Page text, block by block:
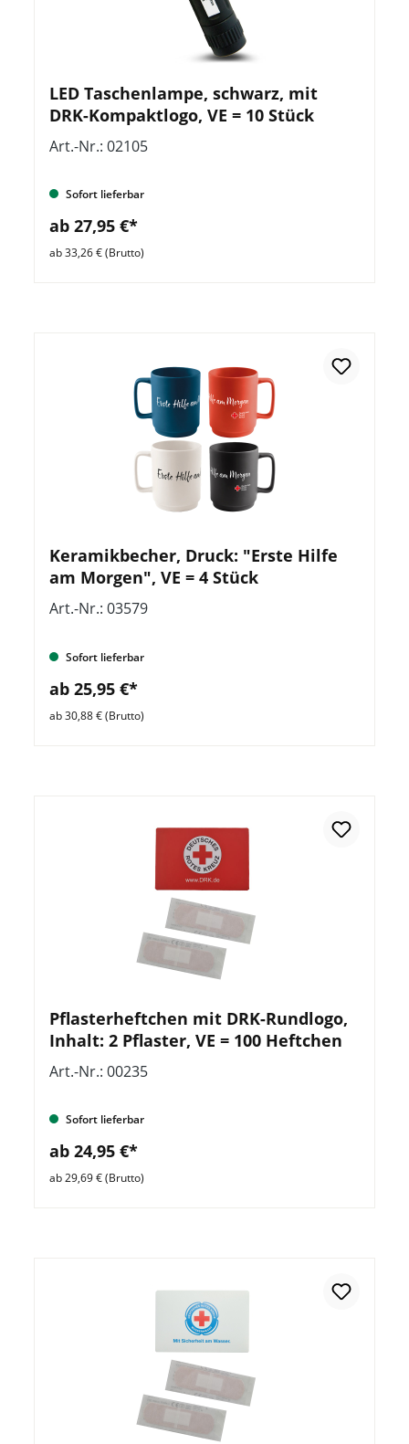
LED Taschenlampe, schwarz, mit
DRK-Kompaktlogo, VE = 10 Stück
Art.-Nr.: 02105
Sofort lieferbar
ab 27,95 €*
ab 33,26 € (Brutto)
Keramikbecher, Druck: "Erste Hilfe
am Morgen", VE = 4 Stück
Art.-Nr.: 03579
Sofort lieferbar
ab 25,95 €*
ab 30,88 € (Brutto)
Pflasterheftchen mit DRK-Rundlogo,
Inhalt: 2 Pflaster, VE = 100 Heftchen
Art.-Nr.: 00235
Sofort lieferbar
ab 24,95 €*
ab 29,69 € (Brutto)